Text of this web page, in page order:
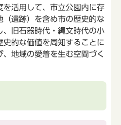
を活用して、市立公園内に存
遺跡）を含め市の歴史的な
、旧石器時代・縄文時代の小
的な価値を周知することに
地域の愛着を生む空間づく